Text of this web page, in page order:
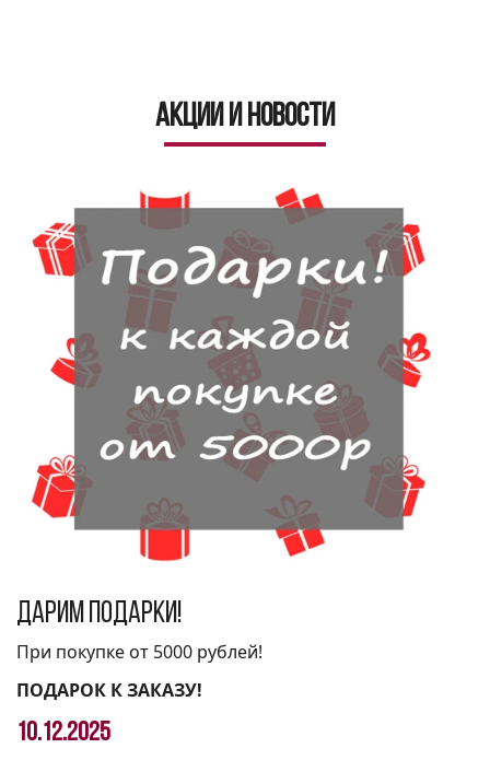
Акции и новости
Дарим подарки!
При покупке от 5000 рублей!
ПОДАРОК К ЗАКАЗУ!
10.12.2025